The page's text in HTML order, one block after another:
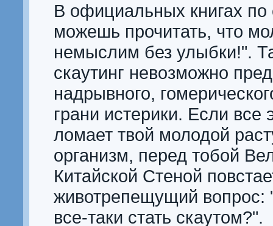
В официальных книгах по
можешь прочитать, что
немыслим без улыбки!".
скаутинг невозможно
надрывного,
грани истерики. Если все
ломает твой молодой
организм, перед тобой
Китайской Стеной
животрепещущий вопрос:
все-таки стать скаутом?".